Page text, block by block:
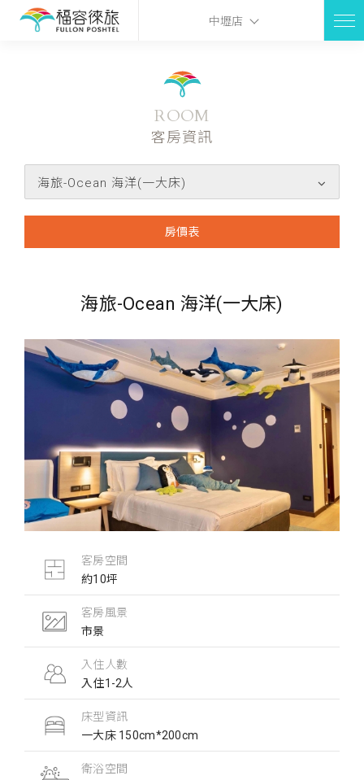
中壢店
ROOM
客房資訊
海旅-Ocean 海洋(一大床)
房價表
海旅-Ocean 海洋(一大床)
客房空間
約10坪
客房風景
市景
入住人數
入住1-2人
床型資訊
一大床 150cm*200cm
衛浴空間